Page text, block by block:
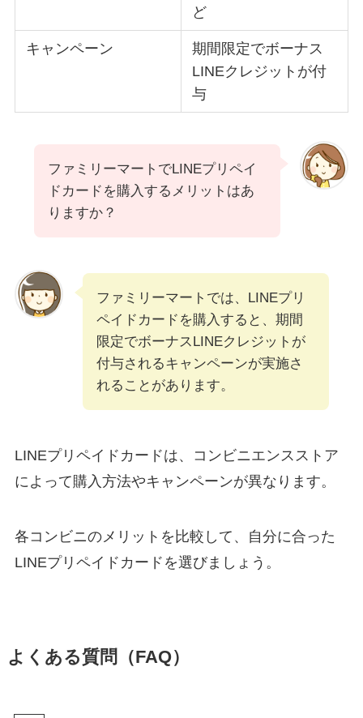
ど
キャンペーン
期間限定でボーナス
LINEクレジットが付
与
ファミリーマートでLINEプリペイ
ドカードを購入するメリットはあ
りますか？
ファミリーマートでは、LINEプリ
ペイドカードを購入すると、期間
限定でボーナスLINEクレジットが
付与されるキャンペーンが実施さ
れることがあります。
LINEプリペイドカードは、コンビニエンスストア
によって購入方法やキャンペーンが異なります。
各コンビニのメリットを比較して、自分に合った
LINEプリペイドカードを選びましょう。
よくある質問（FAQ）